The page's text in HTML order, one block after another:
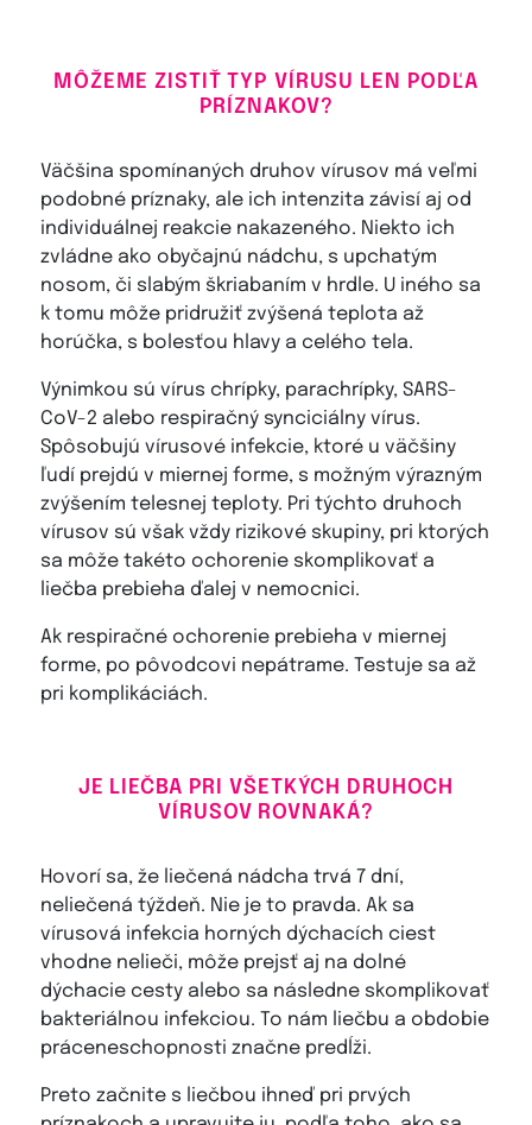
MÔŽEME ZISTIŤ TYP VÍRUSU LEN PODĽA
PRÍZNAKOV?
Väčšina spomínaných druhov vírusov má veľmi
podobné príznaky, ale ich intenzita závisí aj od
individuálnej reakcie nakazeného. Niekto ich
zvládne ako obyčajnú nádchu, s upchatým
nosom, či slabým škriabaním v hrdle. U iného sa
k tomu môže pridružiť zvýšená teplota až
horúčka, s bolesťou hlavy a celého tela.
Výnimkou sú vírus chrípky, parachrípky, SARS-
CoV-2 alebo respiračný synciciálny vírus.
Spôsobujú vírusové infekcie, ktoré u väčšiny
ľudí prejdú v miernej forme, s možným výrazným
zvýšením telesnej teploty. Pri týchto druhoch
vírusov sú však vždy rizikové skupiny, pri ktorých
sa môže takéto ochorenie skomplikovať a
liečba prebieha ďalej v nemocnici.
Ak respiračné ochorenie prebieha v miernej
forme, po pôvodcovi nepátrame. Testuje sa až
pri komplikáciách.
JE LIEČBA PRI VŠETKÝCH DRUHOCH
VÍRUSOV ROVNAKÁ?
Hovorí sa, že liečená nádcha trvá 7 dní,
neliečená týždeň. Nie je to pravda. Ak sa
vírusová infekcia horných dýchacích ciest
vhodne nelieči, môže prejsť aj na dolné
dýchacie cesty alebo sa následne skomplikovať
bakteriálnou infekciou. To nám liečbu a obdobie
práceneschopnosti značne predĺži.
Preto začnite s liečbou ihneď pri prvých